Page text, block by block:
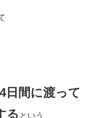
日間に渡って
る という